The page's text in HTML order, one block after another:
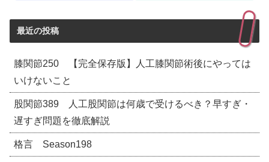
最近の投稿
膝関節250 【完全保存版】人工膝関節術後にやっては
いけないこと
股関節389 人工股関節は何歳で受けるべき？早すぎ・
遅すぎ問題を徹底解説
格言 Season198